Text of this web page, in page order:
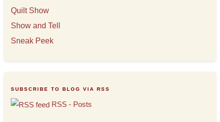
Quilt Show
Show and Tell
Sneak Peek
SUBSCRIBE TO BLOG VIA RSS
RSS - Posts